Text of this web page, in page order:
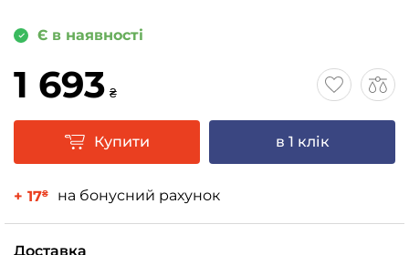
Є в наявності
1 693 ₴
Купити в 1 клік
+ 17₴ на бонусний рахунок
Доставка